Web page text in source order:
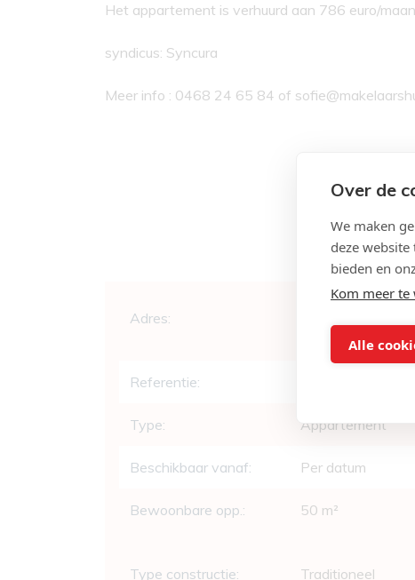
Het appartement is verhuurd aan 786 euro/
syndicus: Syncura
Meer info : 0468 24 65 84 of
Algemeen
Adres:
Referentie:
Type: Appartement
Beschikbaar vanaf: Per datum
Bewoonbare opp.: 50 m²
Type constructie: Traditioneel
Over de
We maken
deze
bieden en
Kom meer te
Alle